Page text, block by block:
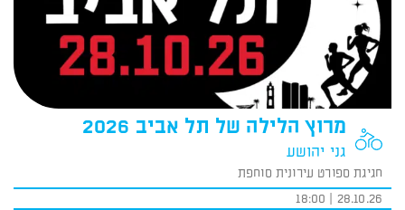
מרוץ הלילה של תל אביב 2026
גני יהושע
חגיגת ספורט עירונית סוחפת
28.10.26 | 18:00